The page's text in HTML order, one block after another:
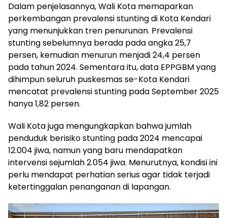
Dalam penjelasannya, Wali Kota memaparkan
perkembangan prevalensi stunting di Kota Kendari
yang menunjukkan tren penurunan. Prevalensi
stunting sebelumnya berada pada angka 25,7
persen, kemudian menurun menjadi 24,4 persen
pada tahun 2024. Sementara itu, data EPPGBM yang
dihimpun seluruh puskesmas se-Kota Kendari
mencatat prevalensi stunting pada September 2025
hanya 1,82 persen.
Wali Kota juga mengungkapkan bahwa jumlah
penduduk berisiko stunting pada 2024 mencapai
12.004 jiwa, namun yang baru mendapatkan
intervensi sejumlah 2.054 jiwa. Menurutnya, kondisi ini
perlu mendapat perhatian serius agar tidak terjadi
ketertinggalan penanganan di lapangan.